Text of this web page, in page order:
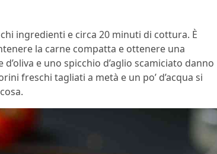
ingredienti e circa 20 minuti di cottura. È
la carne compatta e ottenere una
e uno spicchio d’aglio scamiciato danno
freschi tagliati a metà e un po’ d’acqua si